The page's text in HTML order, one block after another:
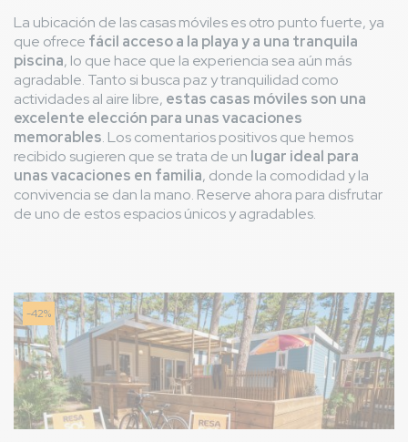
La ubicación de las casas móviles es otro punto fuerte, ya
que ofrece fácil acceso a la playa y a una tranquila
piscina, lo que hace que la experiencia sea aún más
agradable. Tanto si busca paz y tranquilidad como
actividades al aire libre, estas casas móviles son una
excelente elección para unas vacaciones
memorables. Los comentarios positivos que hemos
recibido sugieren que se trata de un lugar ideal para
unas vacaciones en familia, donde la comodidad y la
convivencia se dan la mano. Reserve ahora para disfrutar
de uno de estos espacios únicos y agradables.
-42%